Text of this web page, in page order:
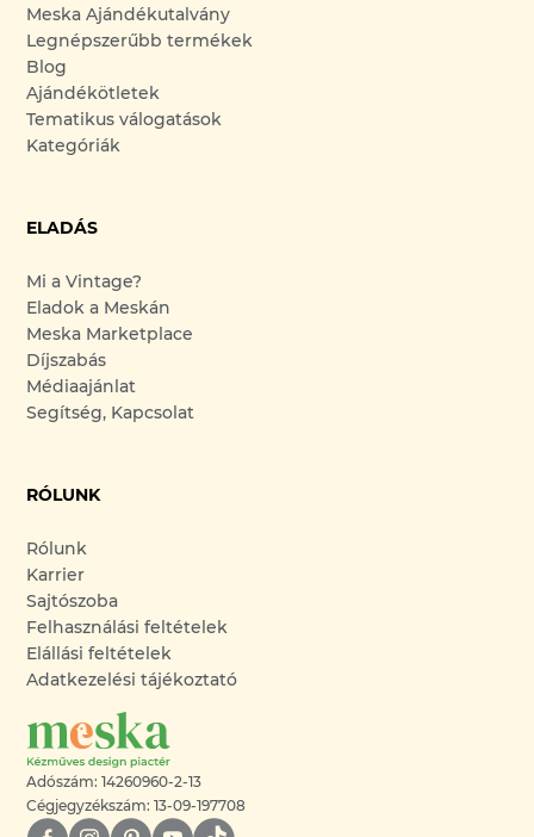
Meska Ajándékutalvány
Legnépszerűbb termékek
Blog
Ajándékötletek
Tematikus válogatások
Kategóriák
ELADÁS
Mi a Vintage?
Eladok a Meskán
Meska Marketplace
Díjszabás
Médiaajánlat
Segítség, Kapcsolat
RÓLUNK
Rólunk
Karrier
Sajtószoba
Felhasználási feltételek
Elállási feltételek
Adatkezelési tájékoztató
Adószám: 14260960-2-13
Cégjegyzékszám: 13-09-197708